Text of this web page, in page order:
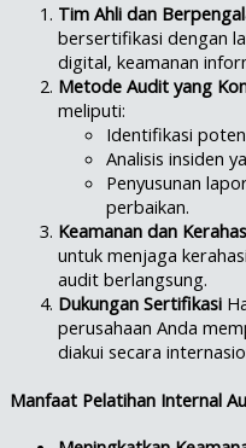
Tim Ahli dan
bersertifikasi dengan
digital, keamanan
Metode Audit yang
meliputi:
Identifikasi
Analisis insiden
Penyusunan
perbaikan.
Keamanan dan
untuk menjaga
audit berlangsung.
Dukungan Sertifikasi
perusahaan Anda
diakui secara
Manfaat Pelatihan Internal